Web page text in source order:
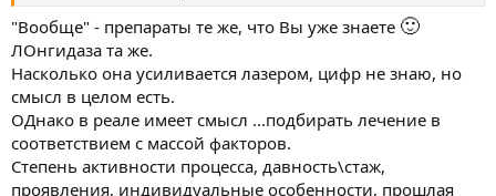
"Вообще" - препараты те же, что Вы уже знаете 🙂
ЛОнгидаза та же.
Насколько она усиливается лазером, цифр не знаю, но
смысл в целом есть.
ОДнако в реале имеет смысл ...подбирать лечение в
соответствием с массой факторов.
Степень активности процесса, давность\стаж,
проявления, индивидуальные особенности, прошлая